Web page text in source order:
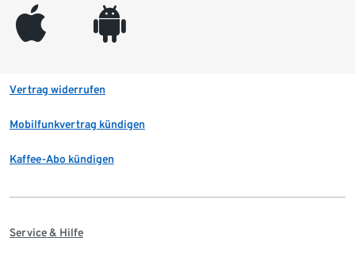
appleinc android
Vertrag widerrufen
Mobilfunkvertrag kündigen
Kaffee-Abo kündigen
Service & Hilfe